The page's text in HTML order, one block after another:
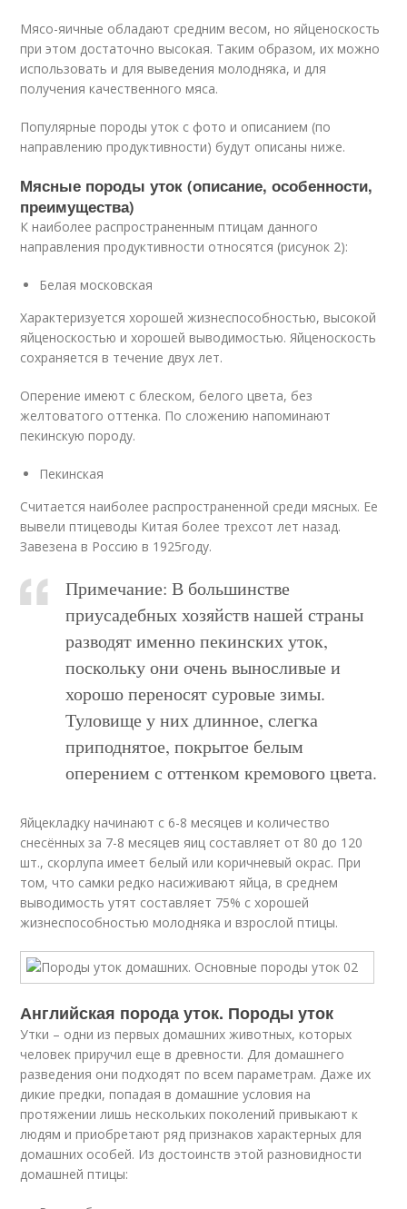
Мясо-яичные обладают средним весом, но яйценоскость
при этом достаточно высокая. Таким образом, их можно
использовать и для выведения молодняка, и для
получения качественного мяса.
Популярные породы уток с фото и описанием (по
направлению продуктивности) будут описаны ниже.
Мясные породы уток (описание, особенности,
преимущества)
К наиболее распространенным птицам данного
направления продуктивности относятся (рисунок 2):
Белая московская
Характеризуется хорошей жизнеспособностью, высокой
яйценоскостью и хорошей выводимостью. Яйценоскость
сохраняется в течение двух лет.
Оперение имеют с блеском, белого цвета, без
желтоватого оттенка. По сложению напоминают
пекинскую породу.
Пекинская
Считается наиболее распространенной среди мясных. Ее
вывели птицеводы Китая более трехсот лет назад.
Завезена в Россию в 1925году.
Примечание: В большинстве
приусадебных хозяйств нашей страны
разводят именно пекинских уток,
поскольку они очень выносливые и
хорошо переносят суровые зимы.
Туловище у них длинное, слегка
приподнятое, покрытое белым
оперением с оттенком кремового цвета.
Яйцекладку начинают с 6-8 месяцев и количество
снесённых за 7-8 месяцев яиц составляет от 80 до 120
шт., скорлупа имеет белый или коричневый окрас. При
том, что самки редко насиживают яйца, в среднем
выводимость утят составляет 75% с хорошей
жизнеспособностью молодняка и взрослой птицы.
Английская порода уток. Породы уток
Утки – одни из первых домашних животных, которых
человек приручил еще в древности. Для домашнего
разведения они подходят по всем параметрам. Даже их
дикие предки, попадая в домашние условия на
протяжении лишь нескольких поколений привыкают к
людям и приобретают ряд признаков характерных для
домашних особей. Из достоинств этой разновидности
домашней птицы: